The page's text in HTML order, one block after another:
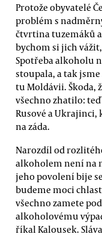
Protože obyvatelé
problém s
čtvrtina tuzemáků
bychom si jich
Spotřeba alkoholu
stoupala, a tak
tu Moldávii. Škoda,
všechno zhatilo:
Rusové a
na záda.
Narozdíl od
alkoholem není na
jeho povolení bije
budeme moci
všechno zamete
alkoholovému
říkal Kalousek.